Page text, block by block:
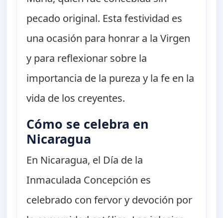
pecado original. Esta festividad es
una ocasión para honrar a la Virgen
y para reflexionar sobre la
importancia de la pureza y la fe en la
vida de los creyentes.
Cómo se celebra en
Nicaragua
En Nicaragua, el Día de la
Inmaculada Concepción es
celebrado con fervor y devoción por